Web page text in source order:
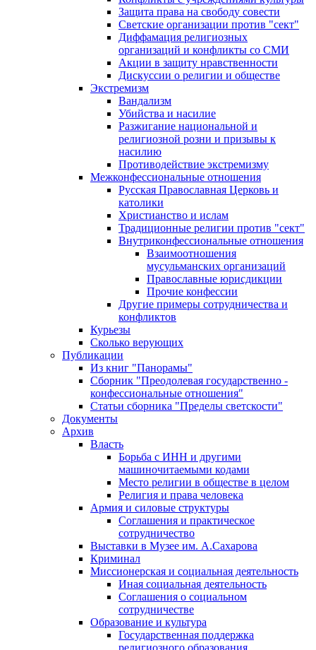
Защита права на свободу совести
Светские организации против "сект"
Диффамация религиозных
организаций и конфликты со СМИ
Акции в защиту нравственности
Дискуссии о религии и обществе
Экстремизм
Вандализм
Убийства и насилие
Разжигание национальной и
религиозной розни и призывы к
насилию
Противодействие экстремизму
Межконфессиональные отношения
Русская Православная Церковь и
католики
Христианство и ислам
Традиционные религии против "сект"
Внутриконфессиональные отношения
Взаимоотношения
мусульманских организаций
Православные юрисдикции
Прочие конфессии
Другие примеры сотрудничества и
конфликтов
Курьезы
Сколько верующих
Публикации
Из книг "Панорамы"
Сборник "Преодолевая государственно -
конфессиональные отношения"
Статьи сборника "Пределы светскости"
Документы
Архив
Власть
Борьба с ИНН и другими
машиночитаемыми кодами
Место религии в обществе в целом
Религия и права человека
Армия и силовые структуры
Соглашения и практическое
сотрудничество
Выставки в Музее им. А.Сахарова
Криминал
Миссионерская и социальная деятельность
Иная социальная деятельность
Соглашения о социальном
сотрудничестве
Образование и культура
Государственная поддержка